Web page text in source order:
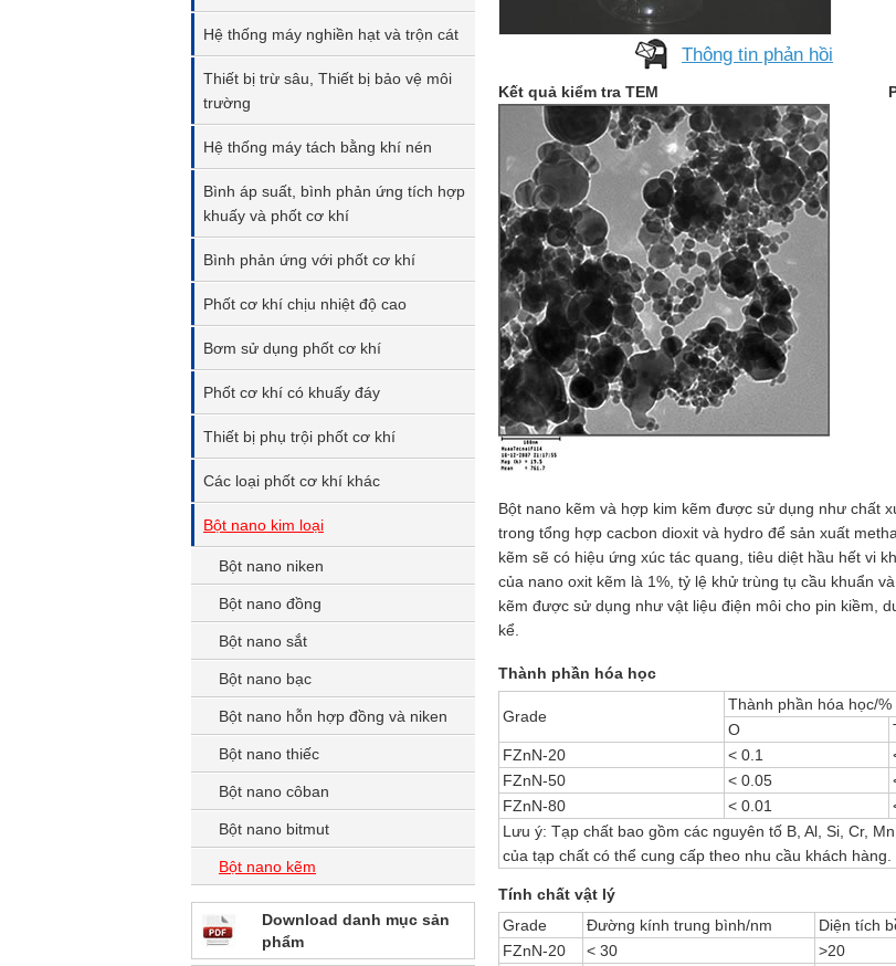
Thông tin phản hồi
Kết quả kiểm tra TEM
Bột nano kẽm và hợp kim kẽm được sử dụng như chất
trong tổng hợp cacbon dioxit và hydro để sản xuất
kẽm sẽ có hiệu ứng xúc tác quang, tiêu diệt hầu hết vi
của nano oxit kẽm là 1%, tỷ lệ khử trùng tụ cầu khuẩn
kẽm được sử dụng như vật liệu điện môi cho pin kiềm,
kể.
Thành phần hóa học
Grade
Thành phần hóa học/%
O
FZnN-20
< 0.1
FZnN-50
< 0.05
FZnN-80
< 0.01
Lưu ý: Tạp chất bao gồm các nguyên tố B, Al, Si, Cr,
của tạp chất có thể cung cấp theo nhu cầu khách hàng.
Tính chất vật lý
Grade
Đường kính trung bình/nm Diện tích
FZnN-20
< 30 >20
Hệ thống máy nghiền hạt và trộn cát
Thiết bị trừ sâu, Thiết bị bảo vệ môi
trường
Hệ thống máy tách bằng khí nén
Bình áp suất, bình phản ứng tích hợp
khuấy và phốt cơ khí
Bình phản ứng với phốt cơ khí
Phốt cơ khí chịu nhiệt độ cao
Bơm sử dụng phốt cơ khí
Phốt cơ khí có khuấy đáy
Thiết bị phụ trội phốt cơ khí
Các loại phốt cơ khí khác
Bột nano kim loại
Bột nano niken
Bột nano đồng
Bột nano sắt
Bột nano bạc
Bột nano hỗn hợp đồng và niken
Bột nano thiếc
Bột nano côban
Bột nano bitmut
Bột nano kẽm
Download danh mục sản
phẩm